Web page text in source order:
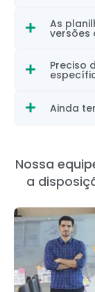
As
versões
Preciso
Ainda
Nossa
a